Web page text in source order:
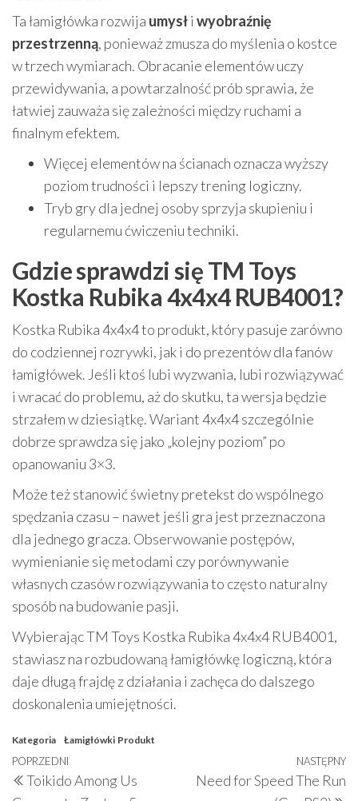
Ta łamigłówka rozwija umysłi wyobraźnię
przestrzenną, ponieważ zmusza do myślenia o kostce
w trzech wymiarach. Obracanie elementów uczy
przewidywania, a powtarzalność prób sprawia, że
łatwiej zauważa się zależności między ruchami a
finalnym efektem.
Więcej elementów na ścianach oznacza wyższy
poziom trudności i lepszy trening logiczny.
Tryb gry dla jednej osoby sprzyja skupieniu i
regularnemu ćwiczeniu techniki.
Gdzie sprawdzi się TM Toys
Kostka Rubika 4x4x4 RUB4001?
Kostka Rubika 4x4x4 to produkt, który pasuje zarówno
do codziennej rozrywki, jak i do prezentów dla fanów
łamigłówek. Jeśli ktoś lubi wyzwania, lubi rozwiązywać
i wracać do problemu, aż do skutku, ta wersja będzie
strzałem w dziesiątkę. Wariant 4x4x4 szczególnie
dobrze sprawdza się jako „kolejny poziom” po
opanowaniu 3×3.
Może też stanowić świetny pretekst do wspólnego
spędzania czasu – nawet jeśli gra jest przeznaczona
dla jednego gracza. Obserwowanie postępów,
wymienianie się metodami czy porównywanie
własnych czasów rozwiązywania to często naturalny
sposób na budowanie pasji.
Wybierając TM Toys Kostka Rubika 4x4x4 RUB4001,
stawiasz na rozbudowaną łamigłówkę logiczną, która
daje długą frajdę z działania i zachęca do dalszego
doskonalenia umiejętności.
Kategoria Łamigłówki Produkt
Nawigacja
wpisu
Poprzedni
wpis
POPRZEDNI
Toikido Among Us
NASTĘPNY
Need for Speed The Run